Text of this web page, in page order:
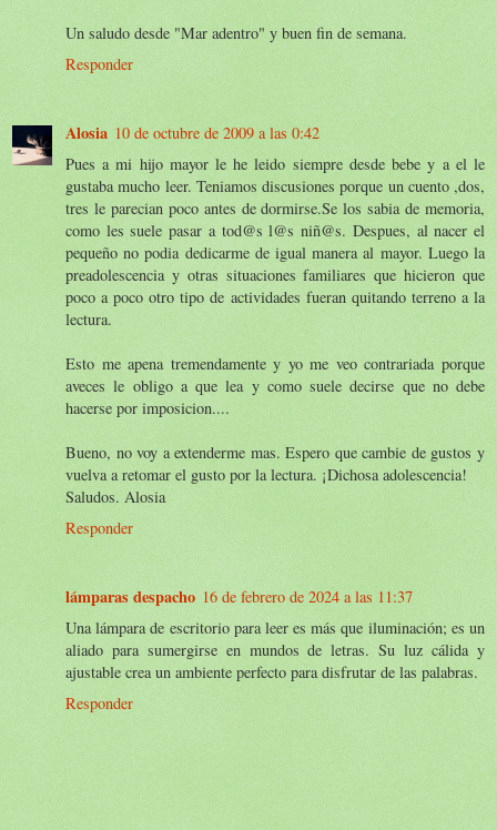
Un saludo desde "Mar adentro" y buen fin de semana.
Responder
Alosia 10 de octubre de 2009 a las 0:42
Pues a mi hijo mayor le he leido siempre desde bebe y a el le
gustaba mucho leer. Teniamos discusiones porque un cuento ,dos,
tres le parecian poco antes de dormirse.Se los sabia de memoria,
como les suele pasar a tod@s l@s niñ@s. Despues, al nacer el
pequeño no podia dedicarme de igual manera al mayor. Luego la
preadolescencia y otras situaciones familiares que hicieron que
poco a poco otro tipo de actividades fueran quitando terreno a la
lectura.
Esto me apena tremendamente y yo me veo contrariada porque
aveces le obligo a que lea y como suele decirse que no debe
hacerse por imposicion....
Bueno, no voy a extenderme mas. Espero que cambie de gustos y
vuelva a retomar el gusto por la lectura. ¡Dichosa adolescencia!
Saludos. Alosia
Responder
lámparas despacho 16 de febrero de 2024 a las 11:37
Una lámpara de escritorio para leer es más que iluminación; es un
aliado para sumergirse en mundos de letras. Su luz cálida y
ajustable crea un ambiente perfecto para disfrutar de las palabras.
Responder